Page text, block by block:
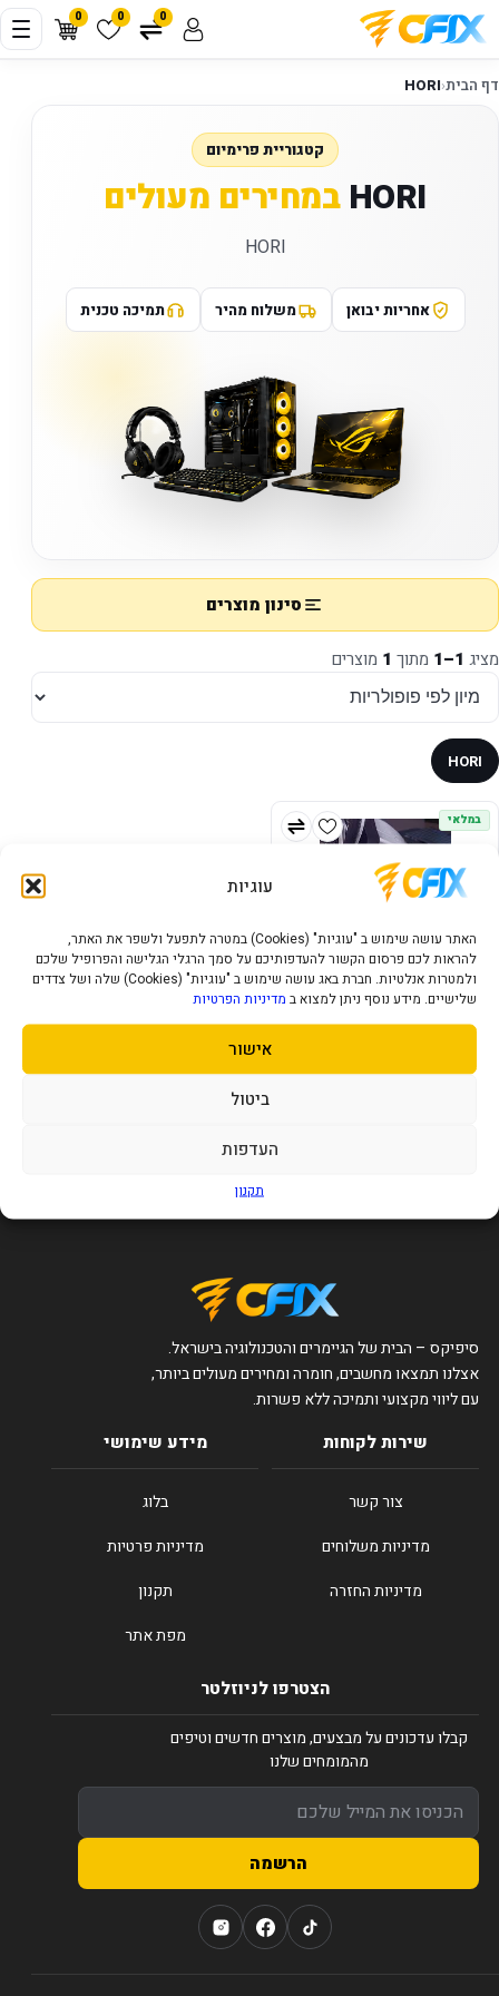
עוגיות
האתר עושה שימוש ב "עוגיות" (Cookies) במטרה לתפעל ולשפר את האתר,
להראות לכם פרסום הקשור להעדפותיכם על סמך הרגלי הגלישה והפרופיל שלכם
ולמטרות אנלטיות. חברת באג עושה שימוש ב "עוגיות" (Cookies) שלה ושל צדדים
שלישיים. מידע נוסף ניתן למצוא ב מדיניות הפרטיות
אישור
ביטול
העדפות
תקנון
0 0 0
דף הבית‹
HORI
קטגוריית פרימיום
HORI במחירים מעולים
HORI
אחריות יבואן משלוח מהיר תמיכה טכנית
סינון מוצרים
מציג 1–1 מתוך 1 מוצרים
HORI
במלאי
369
סיפיקס – הבית של הגיימרים והטכנולוגיה בישראל.
אצלנו תמצאו מחשבים, חומרה ומחירים מעולים ביותר,
עם ליווי מקצועי ותמיכה ללא פשרות.
שירות לקוחות
צור קשר
מדיניות משלוחים
מדיניות החזרה
מידע שימושי
בלוג
מדיניות פרטיות
תקנון
מפת אתר
הצטרפו לניוזלטר
קבלו עדכונים על מבצעים, מוצרים חדשים וטיפים
מהמומחים שלנו
הרשמה